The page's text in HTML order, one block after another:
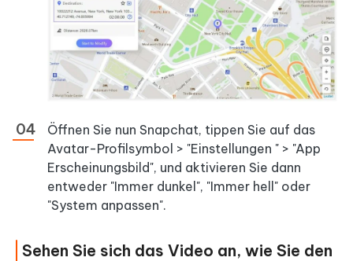
Öffnen Sie nun Snapchat, tippen Sie auf das
Avatar-Profilsymbol > "Einstellungen " > "App
Erscheinungsbild", und aktivieren Sie dann
entweder "Immer dunkel", "Immer hell" oder
"System anpassen".
Sehen Sie sich das Video an, wie Sie den